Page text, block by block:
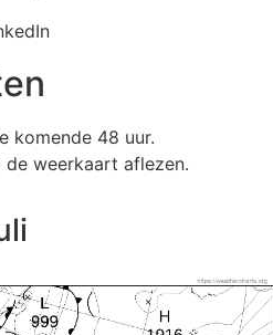
komende 48 uur.
weerkaart aflezen.